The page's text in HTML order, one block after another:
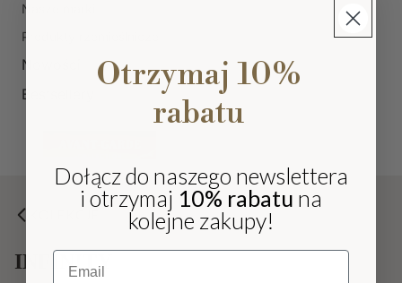
Nasze marki
Produkty rzemieślnicze
Nowości
Bestsellery
INFINITY
Otrzymaj 10%
rabatu
Dołącz do naszego newslettera
i otrzymaj 10% rabatu na
kolejne zakupy!
Email